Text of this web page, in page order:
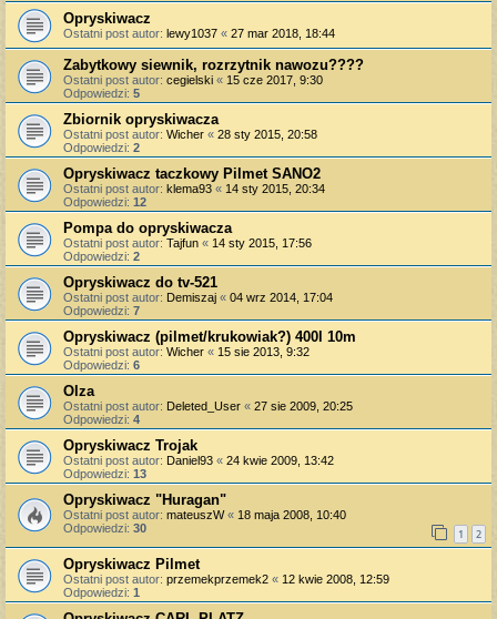
Opryskiwacz
Ostatni post autor: lewy1037 « 27 mar 2018, 18:44
Zabytkowy siewnik, rozrzytnik nawozu????
Ostatni post autor: cegielski « 15 cze 2017, 9:30
Odpowiedzi: 5
Zbiornik opryskiwacza
Ostatni post autor: Wicher « 28 sty 2015, 20:58
Odpowiedzi: 2
Opryskiwacz taczkowy Pilmet SANO2
Ostatni post autor: klema93 « 14 sty 2015, 20:34
Odpowiedzi: 12
Pompa do opryskiwacza
Ostatni post autor: Tajfun « 14 sty 2015, 17:56
Odpowiedzi: 2
Opryskiwacz do tv-521
Ostatni post autor: Demiszaj « 04 wrz 2014, 17:04
Odpowiedzi: 7
Opryskiwacz (pilmet/krukowiak?) 400l 10m
Ostatni post autor: Wicher « 15 sie 2013, 9:32
Odpowiedzi: 6
Olza
Ostatni post autor: Deleted_User « 27 sie 2009, 20:25
Odpowiedzi: 4
Opryskiwacz Trojak
Ostatni post autor: Daniel93 « 24 kwie 2009, 13:42
Odpowiedzi: 13
Opryskiwacz "Huragan"
Ostatni post autor: mateuszW« 18 maja 2008, 10:40
Odpowiedzi: 30 1 2
Opryskiwacz Pilmet
Ostatni post autor: przemekprzemek2 « 12 kwie 2008, 12:59
Odpowiedzi: 1